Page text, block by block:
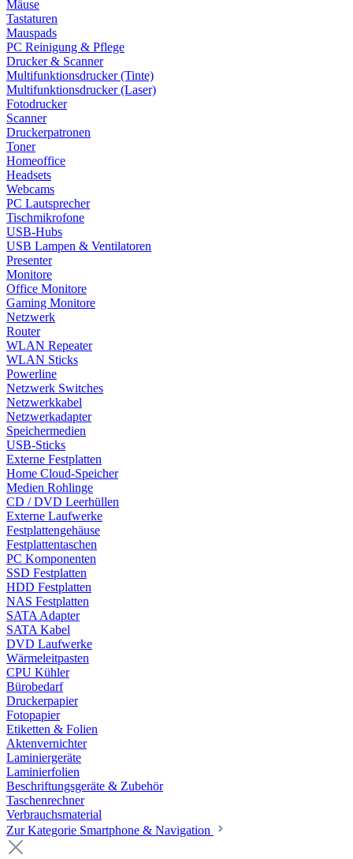
Mäuse
Tastaturen
Mauspads
PC Reinigung & Pflege
Drucker & Scanner
Multifunktionsdrucker (Tinte)
Multifunktionsdrucker (Laser)
Fotodrucker
Scanner
Druckerpatronen
Toner
Homeoffice
Headsets
Webcams
PC Lautsprecher
Tischmikrofone
USB-Hubs
USB Lampen & Ventilatoren
Presenter
Monitore
Office Monitore
Gaming Monitore
Netzwerk
Router
WLAN Repeater
WLAN Sticks
Powerline
Netzwerk Switches
Netzwerkkabel
Netzwerkadapter
Speichermedien
USB-Sticks
Externe Festplatten
Home Cloud-Speicher
Medien Rohlinge
CD / DVD Leerhüllen
Externe Laufwerke
Festplattengehäuse
Festplattentaschen
PC Komponenten
SSD Festplatten
HDD Festplatten
NAS Festplatten
SATA Adapter
SATA Kabel
DVD Laufwerke
Wärmeleitpasten
CPU Kühler
Bürobedarf
Druckerpapier
Fotopapier
Etiketten & Folien
Aktenvernichter
Laminiergeräte
Laminierfolien
Beschriftungsgeräte & Zubehör
Taschenrechner
Verbrauchsmaterial
Zur Kategorie Smartphone & Navigation